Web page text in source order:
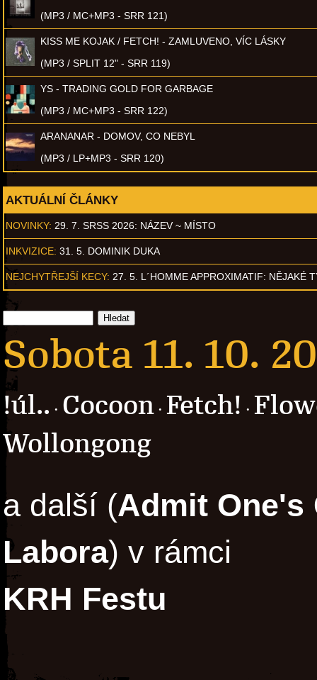
(MP3 / MC+MP3 - SRR 121)
KISS ME KOJAK / FETCH! - ZAMLUVENO, VÍC LÁSKY
(MP3 / SPLIT 12" - SRR 119)
YS - TRADING GOLD FOR GARBAGE
(MP3 / MC+MP3 - SRR 122)
ARANANAR - DOMOV, CO NEBYL
(MP3 / LP+MP3 - SRR 120)
AKTUÁLNÍ ČLÁNKY
NOVINKY: 29. 7. SRSS 2026: NÁZEV ~ MÍSTO
INKVIZICE: 31. 5. DOMINIK DUKA
NEJCHYTŘEJŠÍ KECY: 27. 5. L´HOMME APPROXIMATIF: NĚJAKÉ
Sobota 11. 10.
!úl.. · Cocoon · Fetch! ·
Wollongong
a další (Admit One's
Labora) v rámci
KRH Festu